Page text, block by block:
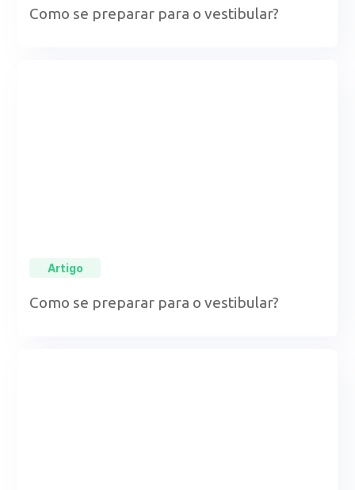
Como se preparar para o vestibular?
Artigo
Como se preparar para o vestibular?